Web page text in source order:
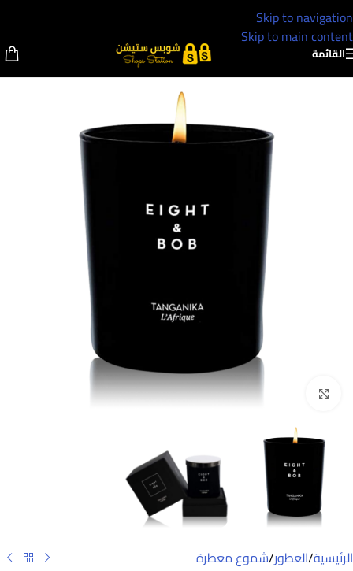
Skip to navigation
Skip to main content
القائمة
Click to enlarge
الرئيسية/العطور/شموع معطرة